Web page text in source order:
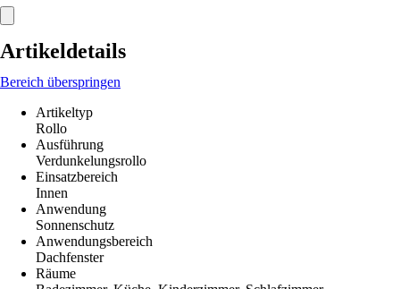
Artikeldetails
Bereich überspringen
Artikeltyp
Rollo
Ausführung
Verdunkelungsrollo
Einsatzbereich
Innen
Anwendung
Sonnenschutz
Anwendungsbereich
Dachfenster
Räume